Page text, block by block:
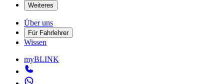
Weiteres
Über uns
Für Fahrlehrer
Wissen
myBLINK